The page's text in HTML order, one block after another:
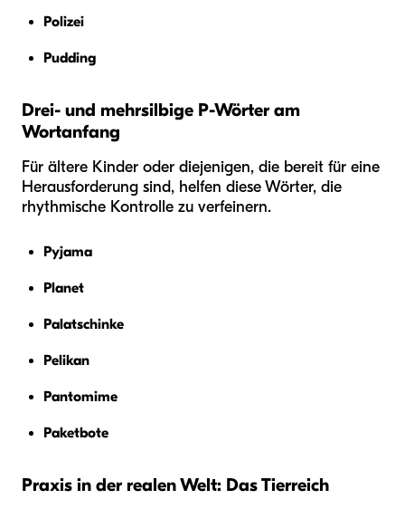
Polizei
Pudding
Drei- und mehrsilbige P-Wörter am
Wortanfang
Für ältere Kinder oder diejenigen, die bereit für eine
Herausforderung sind, helfen diese Wörter, die
rhythmische Kontrolle zu verfeinern.
Pyjama
Planet
Palatschinke
Pelikan
Pantomime
Paketbote
Praxis in der realen Welt: Das Tierreich